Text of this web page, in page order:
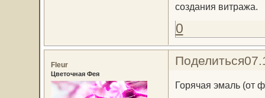
создания витража.
0
Поделиться
Fleur
Цветочная Фея
Горячая эмаль (от